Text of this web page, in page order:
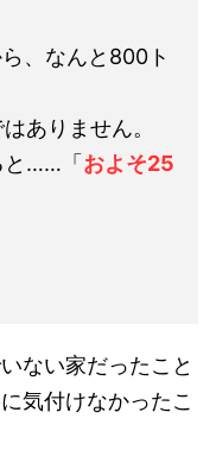
、なんと800ト
ありません。
と……「 およそ25
ない家だったこと
気付けなかったこ